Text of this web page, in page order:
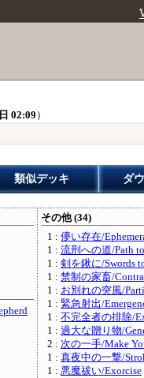
02:09 ）
類似デッキ ダ
その他 (34)
1 : 儚い存在/
1 : 流刑への道/Path
1 : 剣を鍬に/Swords
1 : 禁制の家畜/
1 : お別れの突風/
1 : 緊急射出/
1 : 不完全者の排除/
1 : 過大な贈り物/
2 : 次の一手/Make
1 : 真夜中の一撃/
1 : 悪魔祓い/Exorcise